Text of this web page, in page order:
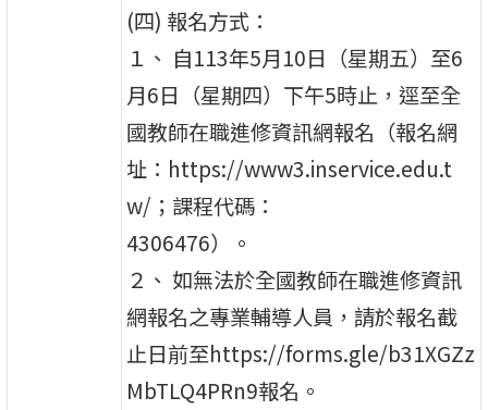
(四) 報名方式：
１、 自113年5月10日（星期五）至6
月6日（星期四）下午5時止，逕至全
國教師在職進修資訊網報名（報名網
址：https://www3.inservice.edu.t
w/；課程代碼：
4306476）。
２、 如無法於全國教師在職進修資訊
網報名之專業輔導人員，請於報名截
止日前至https://forms.gle/b31XGZz
MbTLQ4PRn9報名。